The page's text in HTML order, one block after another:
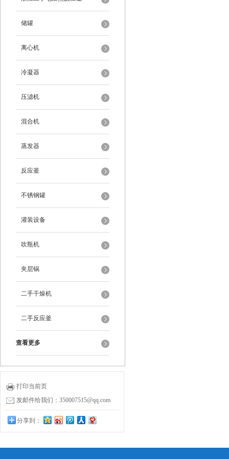
储罐
离心机
冷凝器
压滤机
混合机
蒸发器
反应釜
不锈钢罐
灌装设备
吹瓶机
夹层锅
二手干燥机
二手反应釜
查看更多
打印当前页
发邮件给我们：350007515@qq.com
分享到：